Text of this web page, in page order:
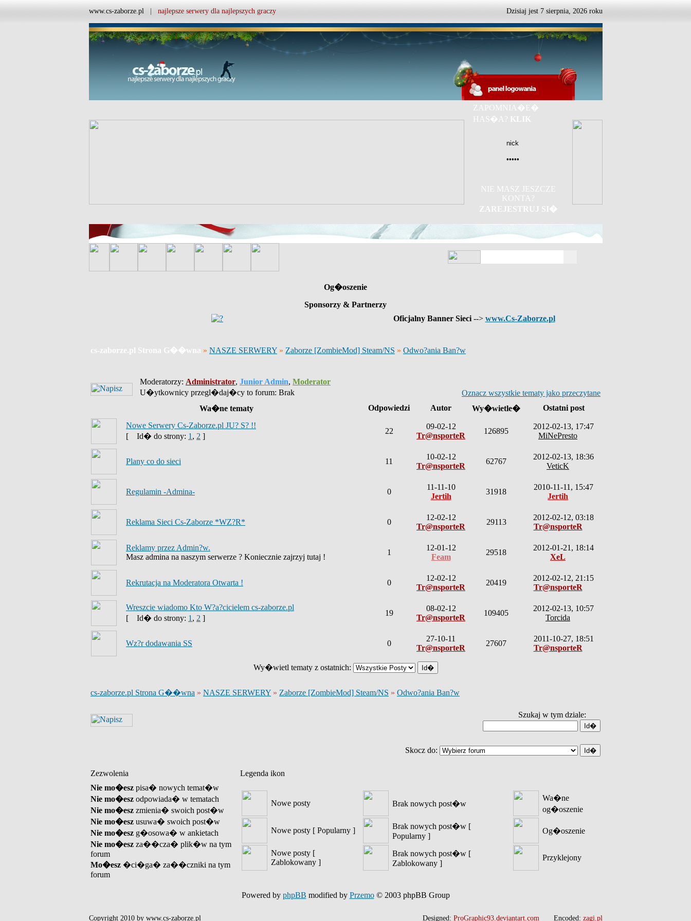
www.cs-zaborze.pl | najlepsze serwery dla najlepszych graczy Dzisiaj jest 7 sierpnia, 2026 roku
ZAPOMNIA�E�
HAS�A? KLIK
NIE MASZ JESZCZE
KONTA?
ZAREJESTRUJ SI�
Og�oszenie
Sponsorzy & Partnerzy
Oficjalny Banner Sieci --> www.Cs-Zaborze.pl
cs-zaborze.pl Strona G��wna » NASZE SERWERY » Zaborze [ZombieMod] Steam/NS » Odwo?ania Ban?w
Moderatorzy: Administrator, Junior Admin, Moderator
U�ytkownicy przegl�daj�cy to forum: Brak
Oznacz wszystkie tematy jako przeczytane
Wa�ne tematy
Odpowiedzi Autor Wy�wietle�
Ostatni post
Nowe Serwery Cs-Zaborze.pl JU? S? !!
[
Id� do strony: 1 , 2 ]
22
09-02-12
Tr@nsporteR
126895
2012-02-13, 17:47
MiNePresto
Plany co do sieci 11
10-02-12
Tr@nsporteR
62767
2012-02-13, 18:36
VeticK
Regulamin -Admina- 0
11-11-10
Jertih
31918
2010-11-11, 15:47
Jertih
Reklama Sieci Cs-Zaborze *WZ?R* 0
12-02-12
Tr@nsporteR
29113
2012-02-12, 03:18
Tr@nsporteR
Reklamy przez Admin?w.
Masz admina na naszym serwerze ? Koniecznie zajrzyj tutaj !
1
12-01-12
Feam
29518
2012-01-21, 18:14
XeL
Rekrutacja na Moderatora Otwarta ! 0
12-02-12
Tr@nsporteR
20419
2012-02-12, 21:15
Tr@nsporteR
Wreszcie wiadomo Kto W?a?cicielem cs-zaborze.pl
[
Id� do strony: 1 , 2 ]
19
08-02-12
Tr@nsporteR
109405
2012-02-13, 10:57
Torcida
Wz?r dodawania SS 0
27-10-11
Tr@nsporteR
27607
2011-10-27, 18:51
Tr@nsporteR
Wy�wietl tematy z ostatnich:
cs-zaborze.pl Strona G��wna » NASZE SERWERY » Zaborze [ZombieMod] Steam/NS » Odwo?ania Ban?w
Szukaj w tym dziale:
Skocz do:
Zezwolenia
Legenda ikon
Nie mo�esz pisa� nowych temat�w
Nie mo�esz odpowiada� w tematach
Nie mo�esz zmienia� swoich post�w
Nie mo�esz usuwa� swoich post�w
Nie mo�esz g�osowa� w ankietach
Nie mo�esz za��cza� plik�w na tym
forum
Mo�esz �ci�ga� za��czniki na tym
forum
Nowe posty Brak nowych post�w
Wa�ne
og�oszenie
Nowe posty [ Popularny ]
Brak nowych post�w [
Popularny ]
Og�oszenie
Nowe posty [
Zablokowany ]
Brak nowych post�w [
Zablokowany ]
Przyklejony
Powered by phpBB modified by Przemo© 2003 phpBB Group
Copyright 2010 by www.cs-zaborze.pl Designed: ProGraphic93.deviantart.comEncoded: zagi.pl